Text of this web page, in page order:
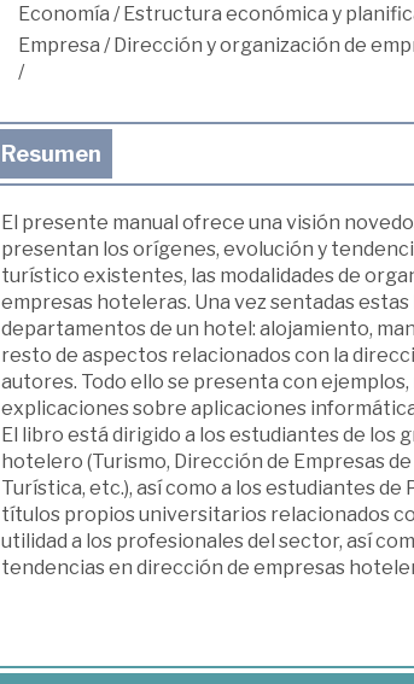
Economía /Estructura económica y
Empresa /Dirección y organización de
/
Resumen
El presente manual ofrece una visión
presentan los orígenes, evolución y
turístico existentes, las modalidades de
empresas hoteleras. Una vez sentadas
departamentos de un hotel: alojamiento,
resto de aspectos relacionados con la
autores. Todo ello se presenta con
explicaciones sobre aplicaciones
El libro está dirigido a los estudiantes de
hotelero (Turismo, Dirección de Empresas
Turística, etc.), así como a los estudiantes
títulos propios universitarios relacionados
utilidad a los profesionales del sector, así
tendencias en dirección de empresas